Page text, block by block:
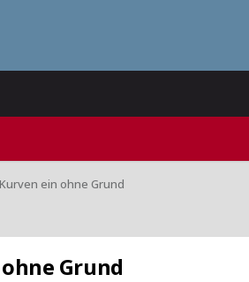
ein ohne Grund
Grund